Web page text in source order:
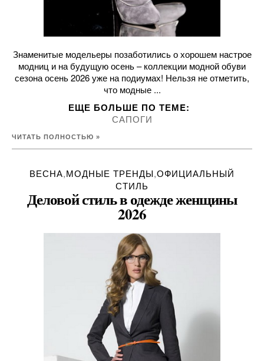
Знаменитые модельеры позаботились о хорошем настрое
модниц и на будущую осень – коллекции модной обуви
сезона осень 2026 уже на подиумах! Нельзя не отметить,
что модные ...
ЕЩЕ БОЛЬШЕ ПО ТЕМE:
САПОГИ
ЧИТАТЬ ПОЛНОСТЬЮ »
ВЕСНА,МОДНЫЕ ТРЕНДЫ,ОФИЦИАЛЬНЫЙ
СТИЛЬ
Деловой стиль в одежде женщины
2026